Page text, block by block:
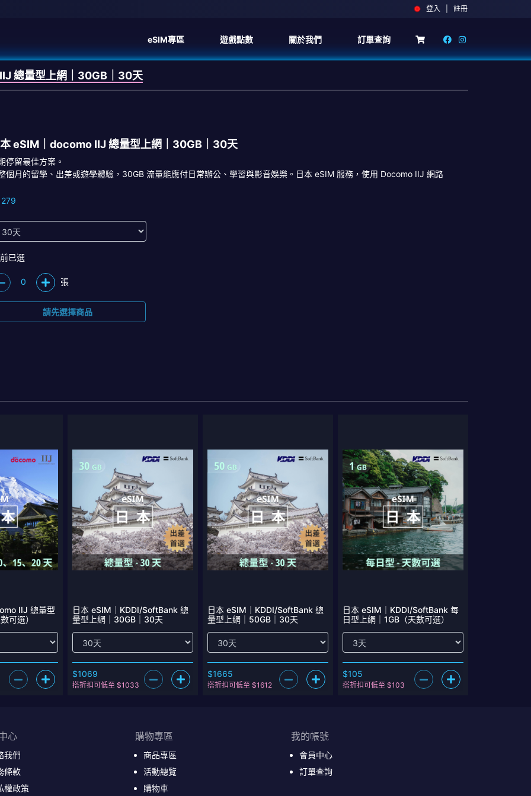
登入 | 註冊
eSIM專區 遊戲點數 關於我們 訂單查詢
總量型上網｜30GB｜30天
eSIM｜docomo IIJ 總量型上網｜30GB｜30天
停留最佳方案。
個月的留學、出差或遊學體驗，30GB 流量能應付日常辦公、學習與影音娛樂。日本 eSIM 服務，使用 Docomo IIJ 網路
已選
0 張
請先選擇商品
IIJ 總量型
可選）
日本 eSIM｜KDDI/SoftBank 總
量型上網｜30GB｜30天
$1069
搭折扣可低至 $1033
日本 eSIM｜KDDI/SoftBank 總
量型上網｜50GB｜30天
$1665
搭折扣可低至 $1612
日本 eSIM｜KDDI/SoftBank 每
日型上網｜1GB（天數可選）
$105
搭折扣可低至 $103
心
我們
條款
權政策
購物專區
商品專區
活動總覽
購物車
我的帳號
會員中心
訂單查詢